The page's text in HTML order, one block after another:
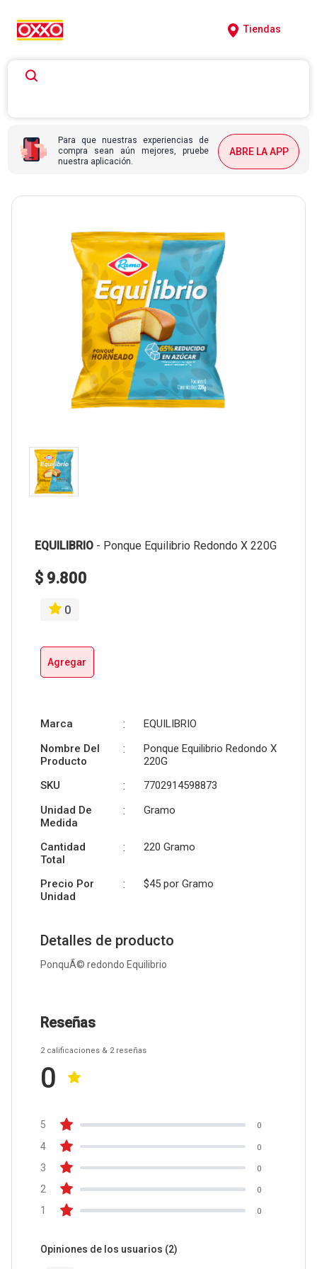
Tiendas
Para que nuestras experiencias de
compra sean aún mejores, pruebe
nuestra aplicación.
ABRE LA APP
EQUILIBRIO - Ponque Equilibrio Redondo X 220G
$ 9.800
0
Agregar
Marca :
EQUILIBRIO
Nombre Del
Producto
:
Ponque Equilibrio Redondo X
220G
SKU
:
7702914598873
Unidad De
Medida
: Gramo
Cantidad
Total
: 220 Gramo
Precio Por
Unidad
: $45 por Gramo
Detalles de producto
PonquÃ© redondo Equilibrio
Reseñas
2 calificaciones & 2reseñas
0
5 0
4 0
3 0
2 0
1 0
Opiniones de los usuarios (2)